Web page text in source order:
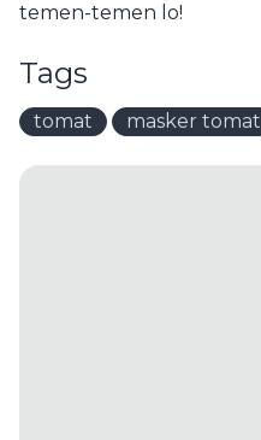
temen-temen lo!
Tags
tomat masker tomat